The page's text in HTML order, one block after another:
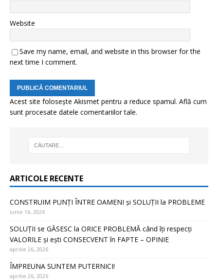
Website
Save my name, email, and website in this browser for the
next time I comment.
Acest site folosește Akismet pentru a reduce spamul. Află cum
sunt procesate datele comentariilor tale.
ARTICOLE RECENTE
CONSTRUIM PUNȚI ÎNTRE OAMENI și SOLUȚII la PROBLEME
iunie 16, 2026
SOLUȚII se GĂSESC la ORICE PROBLEMĂ când îți respecți
VALORILE și ești CONSECVENT în FAPTE – OPINIE
aprilie 26, 2026
ÎMPREUNA SUNTEM PUTERNICI!
aprilie 26, 2026